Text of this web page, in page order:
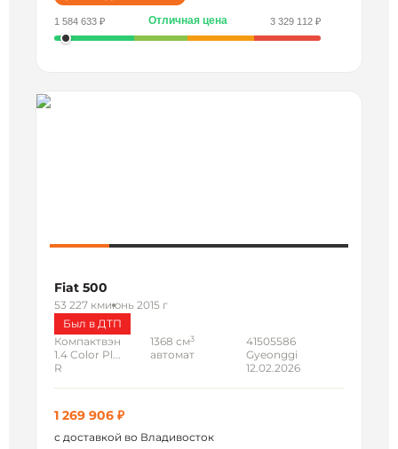
1 584 633 ₽ Отличная цена 3 329 112 ₽
Fiat 500
53 227 кмиюнь 2015 г
Был в ДТП
Компактвэн
1.4 Color Pl...
R
1368 см3
автомат
41505586
Gyeonggi
12.02.2026
1 269 906 ₽
с доставкой во Владивосток